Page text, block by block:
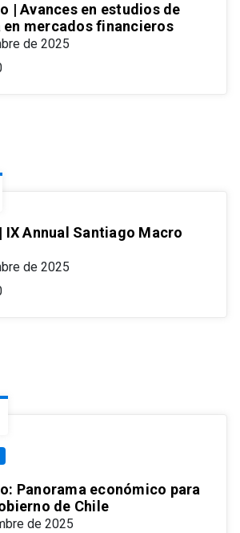
| Avances en estudios de
mercados financieros
de 2025
IX Annual Santiago Macro
de 2025
Panorama económico para
de Chile
de 2025